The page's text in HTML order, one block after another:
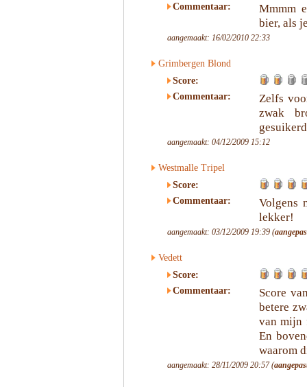
Commentaar:
Mmmm
bier, als
aangemaakt: 16/02/2010 22:33
Grimbergen Blond
Score:
Commentaar:
Zelfs
zwak
aangemaakt: 04/12/2009 15:12
Westmalle Tripel
Score:
Commentaar:
Volgens
lekker!
aangemaakt: 03/12/2009 19:39 (
Vedett
Score:
Commentaar:
Score
betere
van mijn
En
waarom
aangemaakt: 28/11/2009 20:57 (